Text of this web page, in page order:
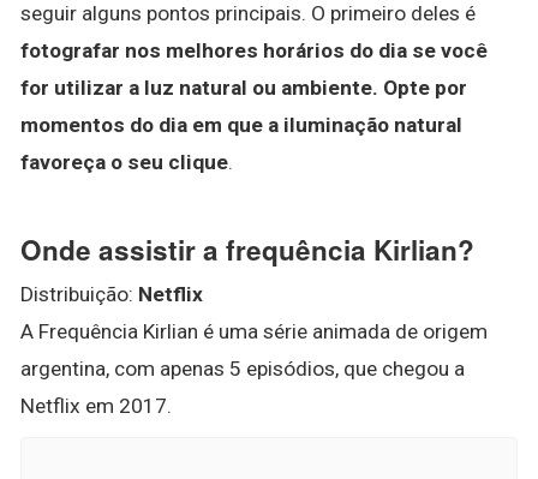
seguir alguns pontos principais. O primeiro deles é
fotografar nos melhores horários do dia se você
for utilizar a luz natural ou ambiente. Opte por
momentos do dia em que a iluminação natural
favoreça o seu clique.
Onde assistir a frequência Kirlian?
Distribuição: Netflix
A Frequência Kirlian é uma série animada de origem
argentina, com apenas 5 episódios, que chegou a
Netflix em 2017.